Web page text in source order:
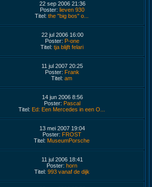
22 sep 2006 21:36
Poster: lieven 930
Titel: the "big bos" o...
22 jul 2006 16:00
Poster: P-one
Titel: tja blijft felari
11 jul 2007 20:25
Poster: Frank
Titel: am
14 jun 2006 8:56
Poster: Pascal
Titel: Ed: Een Mercedes in een O...
13 mei 2007 19:04
Poster: FROST
Titel: MuseumPorsche
11 jul 2006 18:41
Poster: horn
Titel: 993 vanaf de dijk